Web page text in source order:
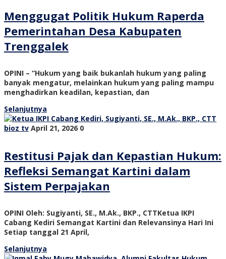
Menggugat Politik Hukum Raperda
Pemerintahan Desa Kabupaten
Trenggalek
OPINI – “Hukum yang baik bukanlah hukum yang paling
banyak mengatur, melainkan hukum yang paling mampu
menghadirkan keadilan, kepastian, dan
Selanjutnya
bioz tv April 21, 2026 0
Restitusi Pajak dan Kepastian Hukum:
Refleksi Semangat Kartini dalam
Sistem Perpajakan
OPINI Oleh: Sugiyanti, SE., M.Ak., BKP., CTTKetua IKPI
Cabang Kediri Semangat Kartini dan Relevansinya Hari Ini
Setiap tanggal 21 April,
Selanjutnya